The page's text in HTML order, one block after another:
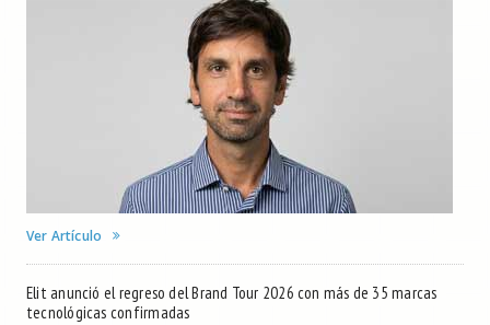
Ver Artículo
Elit anunció el regreso del Brand Tour 2026 con más de 35 marcas
tecnológicas confirmadas